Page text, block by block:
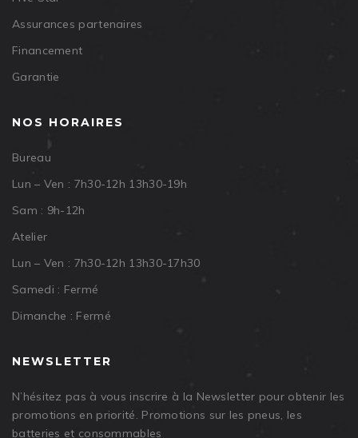
Assurances partenaires
Financement
Garantie
NOS HORAIRES
Bureau
Lun – Ven : 7h30-12h 13h30-19h
Sam : 9h-12h
Atelier
Lun – Ven : 7h30-12h 13h30-17h30
Samedi : Fermé
Dimanche : Fermé
NEWSLETTER
N’hésitez pas à vous inscrire à la Newsletter pour obtenir les
promotions en priorité. Promotions sur les pneus, les
batteries et consommables